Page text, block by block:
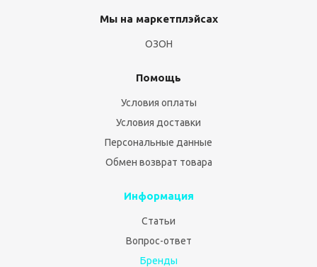
Мы на маркетплэйсах
ОЗОН
Помощь
Условия оплаты
Условия доставки
Персональные данные
Обмен возврат товара
Информация
Статьи
Вопрос-ответ
Бренды